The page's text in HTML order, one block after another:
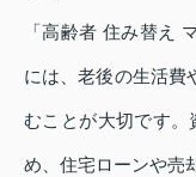
「高齢者 住み替え
には、老後の生活費
むことが大切です。
め、住宅ローンや売